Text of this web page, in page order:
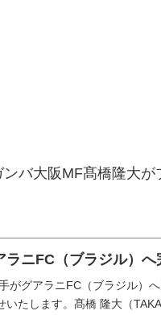
バ大阪MF髙橋隆大
ラニFC（ブラジル）
がグアラニFC（ブラジル）
いたします。髙橋 隆大（